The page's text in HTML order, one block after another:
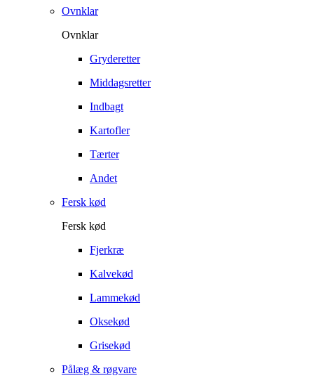
Ovnklar
Ovnklar
Gryderetter
Middagsretter
Indbagt
Kartofler
Tærter
Andet
Fersk kød
Fersk kød
Fjerkræ
Kalvekød
Lammekød
Oksekød
Grisekød
Pålæg & røgvare